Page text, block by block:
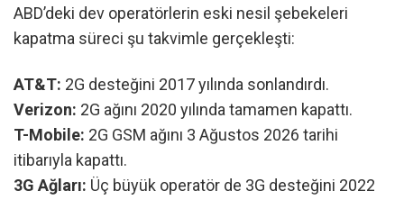
ABD’deki dev operatörlerin eski nesil şebekeleri
kapatma süreci şu takvimle gerçekleşti:
AT&T: 2G desteğini 2017 yılında sonlandırdı.
Verizon: 2G ağını 2020 yılında tamamen kapattı.
T-Mobile: 2G GSM ağını 3 Ağustos 2026 tarihi
itibarıyla kapattı.
3G Ağları: Üç büyük operatör de 3G desteğini 2022